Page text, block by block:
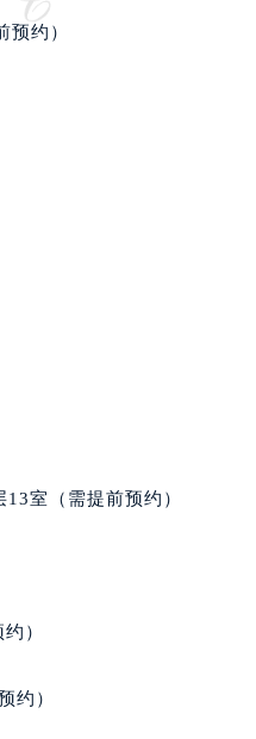
）
）
需提前预约）
）
约）
室（需提前预约）
）
约）